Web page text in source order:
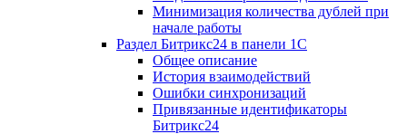
Минимизация количества дублей при
начале работы
Раздел Битрикс24 в панели 1С
Общее описание
История взаимодействий
Ошибки синхронизаций
Привязанные идентификаторы
Битрикс24